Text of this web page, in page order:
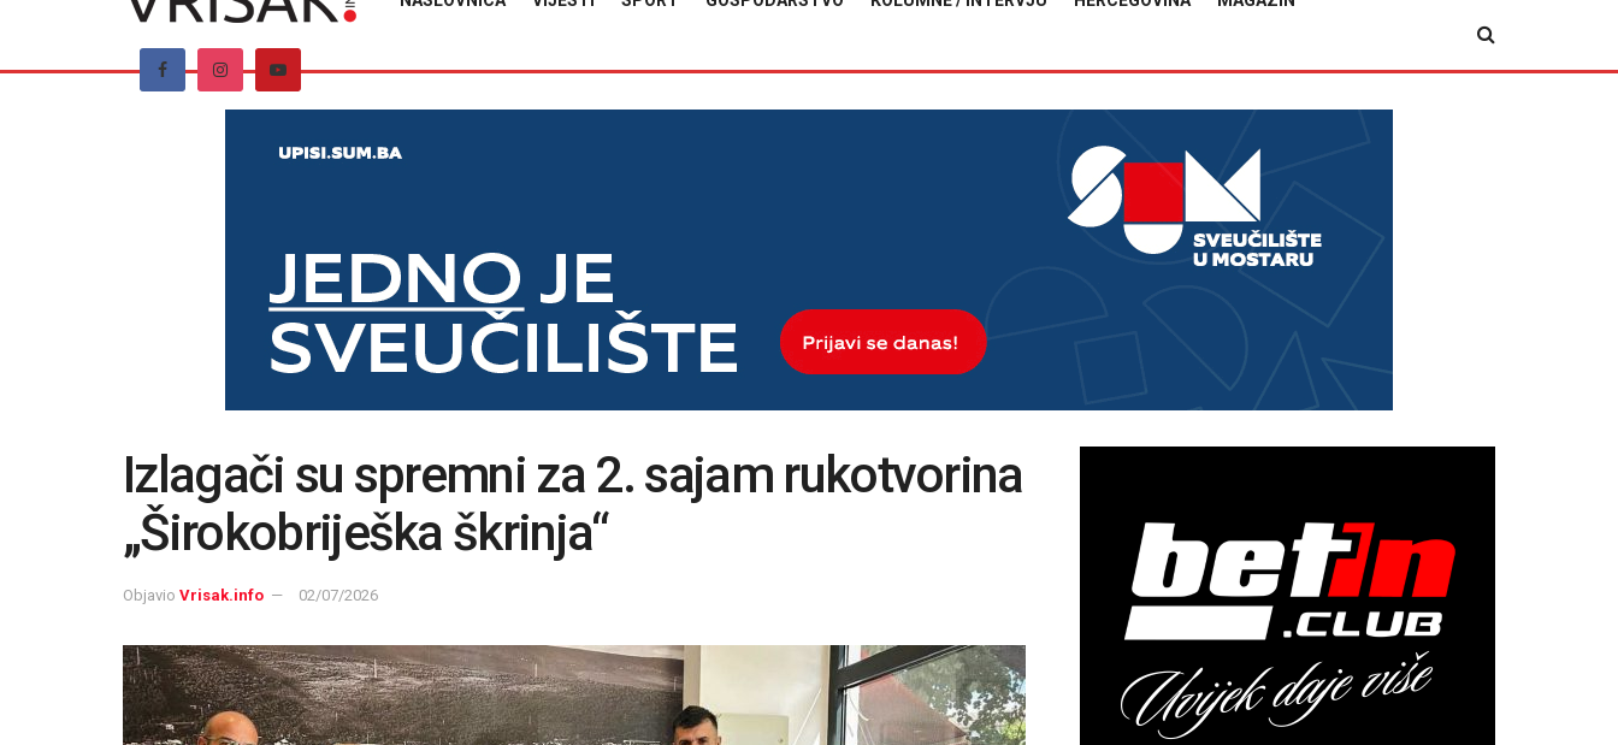
Izlagači su spremni za 2. sajam rukotvorina
„Širokobriješka škrinja“
Objavio Vrisak.info 02/07/2026